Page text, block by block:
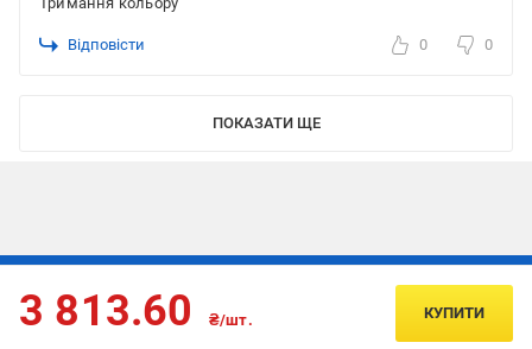
Відповісти 0 0
ПОКАЗАТИ ЩЕ
3 813.60 ₴/шт. КУПИТИ
Підписуйтесь, щоб дізнаватись першим про акції та пропозиції
ПІДПИСАТИСЯ